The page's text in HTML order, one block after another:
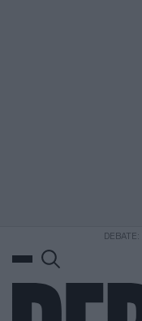
DEBATE: